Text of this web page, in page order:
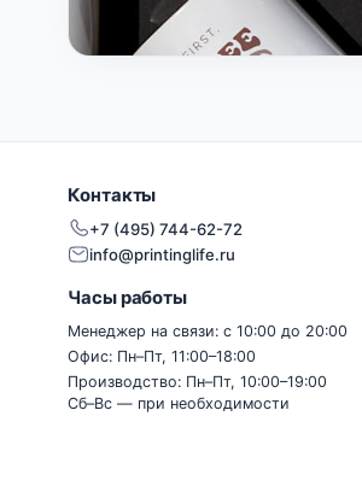
Контакты
+7 (495) 744-62-72
info@printinglife.ru
Часы работы
Менеджер на связи: с 10:00 до 20:00
Офис: Пн–Пт, 11:00–18:00
Производство: Пн–Пт, 10:00–19:00
Сб–Вс — при необходимости